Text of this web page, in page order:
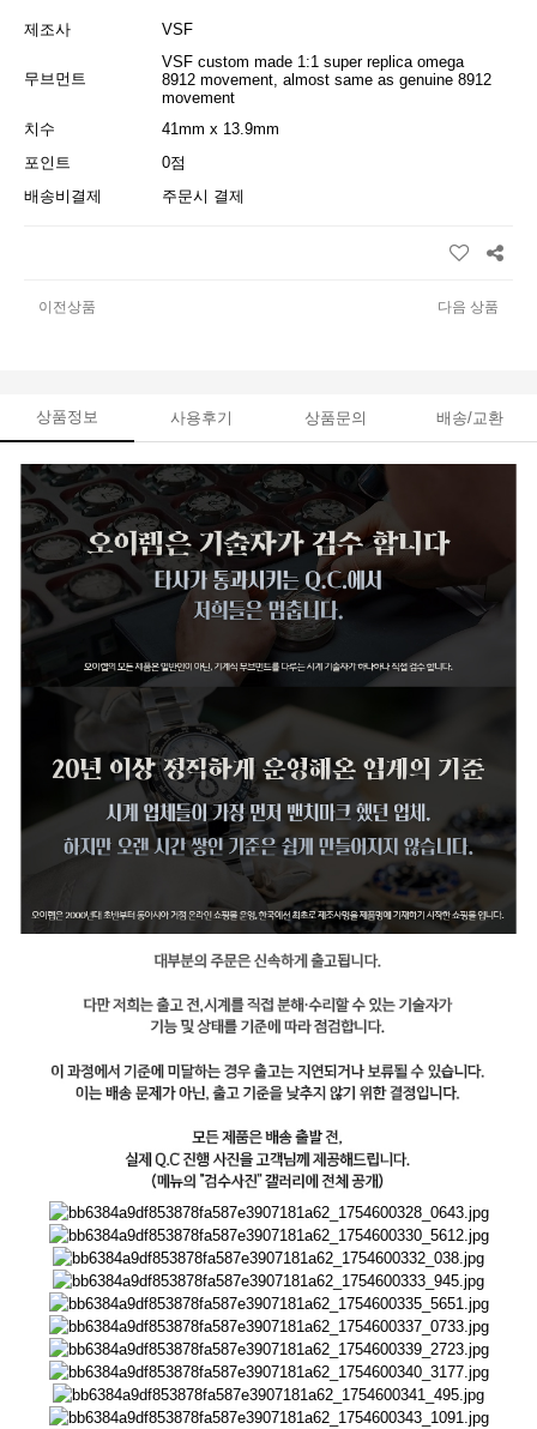
제조사 VSF
무브먼트
VSF custom made 1:1 super replica omega
8912 movement, almost same as genuine 8912
movement
치수
41mm x 13.9mm
포인트
0점
배송비결제
주문시 결제
이전상품 다음 상품
상품정보 사용후기 상품문의 배송/교환